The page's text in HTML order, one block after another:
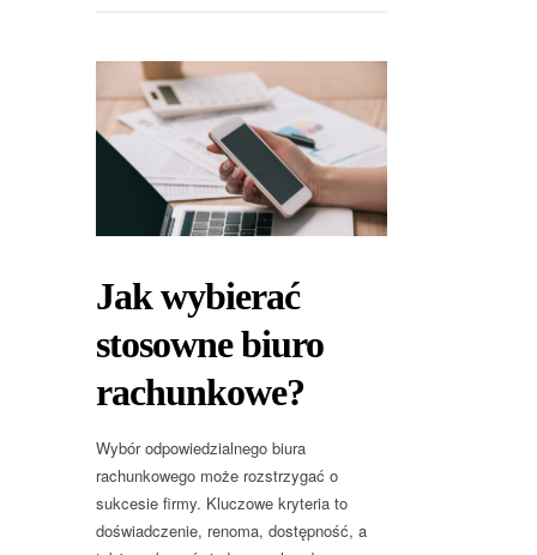
Jak wybierać
stosowne biuro
rachunkowe?
Wybór odpowiedzialnego biura
rachunkowego może rozstrzygać o
sukcesie firmy. Kluczowe kryteria to
doświadczenie, renoma, dostępność, a